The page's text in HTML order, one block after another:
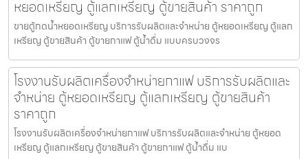
หยอดเหรียญ ตู้แลกเหรียญ ตู้ขายสินค้า ราคาถูก
ขายตู้กดน้ำ​หยอดเหรียญ บริการรับผลิตและจำหน่าย ตู้หยอดเหรียญ ตู้แลก
เหรียญ ตู้ขายสินค้า ตู้ขายกาแฟ ตู้น้ำดื่ม แบบครบวงจร
โรงงานรับผลิตเครื่องจำหน่ายกาแฟ บริการรับผลิตและ
จำหน่าย ตู้หยอดเหรียญ ตู้แลกเหรียญ ตู้ขายสินค้า
ราคาถูก
โรงงานรับผลิตเครื่องจำหน่ายกาแฟ บริการรับผลิตและจำหน่าย ตู้หยอด
เหรียญ ตู้แลกเหรียญ ตู้ขายสินค้า ตู้ขายกาแฟ ตู้น้ำดื่ม แบ